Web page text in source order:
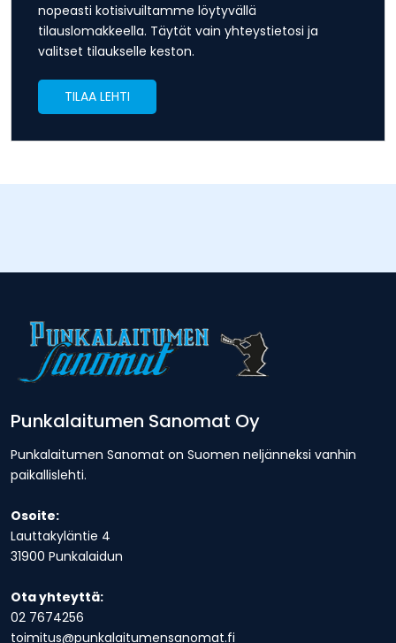
nopeasti kotisivuiltamme löytyvällä
tilauslomakkeella. Täytät vain yhteystietosi ja
valitset tilaukselle keston.
TILAA LEHTI
Punkalaitumen Sanomat Oy
Punkalaitumen Sanomat on Suomen neljänneksi vanhin
paikallislehti.
Osoite:
Lauttakyläntie 4
31900 Punkalaidun
Ota yhteyttä:
02 7674256
toimitus@punkalaitumensanomat.fi